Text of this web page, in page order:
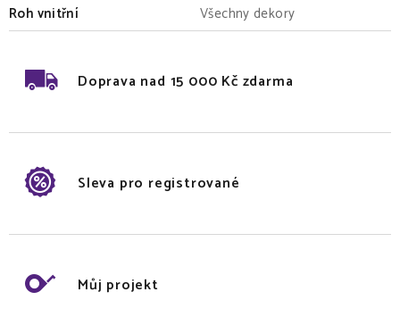
Roh vnitřní Všechny dekory
Doprava nad 15 000 Kč zdarma
Sleva pro registrované
Můj projekt